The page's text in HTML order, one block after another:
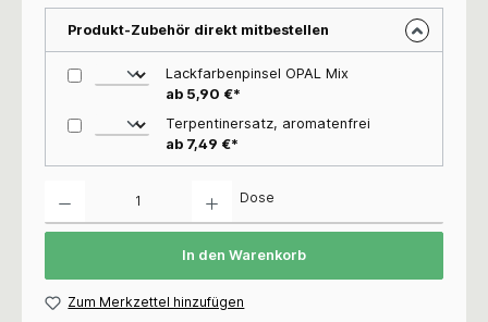
Produkt-Zubehör direkt mitbestellen
Lackfarbenpinsel OPAL Mix
ab 5,90 €*
Terpentinersatz, aromatenfrei
ab 7,49 €*
Dose
In den Warenkorb
Zum Merkzettel hinzufügen